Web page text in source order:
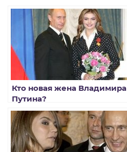
Кто новая жена Владимира
Путина?